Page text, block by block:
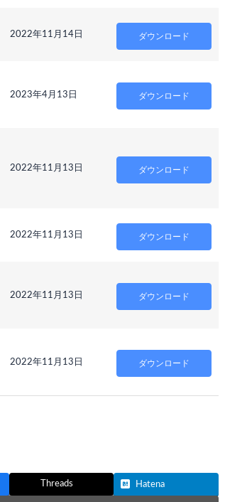
2022年11月14日 ダウンロード
2023年4月13日 ダウンロード
2022年11月13日 ダウンロード
2022年11月13日 ダウンロード
2022年11月13日 ダウンロード
2022年11月13日 ダウンロード
Threads Hatena